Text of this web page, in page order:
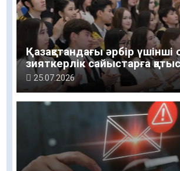
Қазақстандағы әрбір үшінші
зияткерлік сайыстарға
25.07.2026